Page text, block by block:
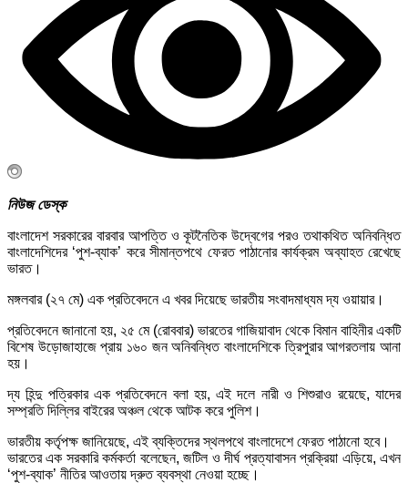
নিউজ ডেস্ক
বাংলাদেশ সরকারের বারবার আপত্তি ও কূটনৈতিক উদ্বেগের পরও তথাকথিত অনিবন্ধিত
বাংলাদেশিদের ‘পুশ-ব্যাক’ করে সীমান্তপথে ফেরত পাঠানোর কার্যক্রম অব্যাহত রেখেছে
ভারত।
মঙ্গলবার (২৭ মে) এক প্রতিবেদনে এ খবর দিয়েছে ভারতীয় সংবাদমাধ্যম দ্য ওয়ায়ার।
প্রতিবেদনে জানানো হয়, ২৫ মে (রোববার) ভারতের গাজিয়াবাদ থেকে বিমান বাহিনীর একটি
বিশেষ উড়োজাহাজে প্রায় ১৬০ জন অনিবন্ধিত বাংলাদেশিকে ত্রিপুরার আগরতলায় আনা
হয়।
দ্য হিন্দু পত্রিকার এক প্রতিবেদনে বলা হয়, এই দলে নারী ও শিশুরাও রয়েছে, যাদের
সম্প্রতি দিল্লির বাইরের অঞ্চল থেকে আটক করে পুলিশ।
ভারতীয় কর্তৃপক্ষ জানিয়েছে, এই ব্যক্তিদের স্থলপথে বাংলাদেশে ফেরত পাঠানো হবে।
ভারতের এক সরকারি কর্মকর্তা বলেছেন, জটিল ও দীর্ঘ প্রত্যাবাসন প্রক্রিয়া এড়িয়ে, এখন
‘পুশ-ব্যাক’ নীতির আওতায় দ্রুত ব্যবস্থা নেওয়া হচ্ছে।